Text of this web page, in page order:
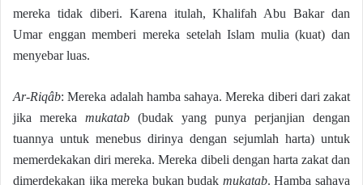
mereka tidak diberi. Karena itulah, Khalifah Abu Bakar dan
Umar enggan memberi mereka setelah Islam mulia (kuat) dan
menyebar luas.
Ar-Riqâb: Mereka adalah hamba sahaya. Mereka diberi dari zakat
jika mereka mukatab (budak yang punya perjanjian dengan
tuannya untuk menebus dirinya dengan sejumlah harta) untuk
memerdekakan diri mereka. Mereka dibeli dengan harta zakat dan
dimerdekakan jika mereka bukan budak mukatab. Hamba sahaya